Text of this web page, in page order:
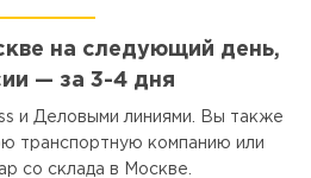
на следующий день,
— за 3-4 дня
и Деловыми линиями. Вы также
транспортную компанию или
со склада в Москве.